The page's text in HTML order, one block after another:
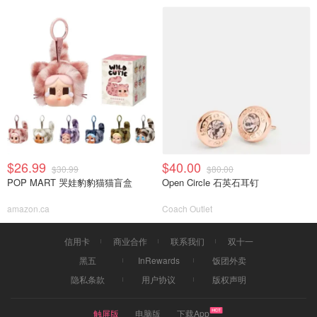
$26.99 $30.99
POP MART 哭娃豹豹猫猫盲盒
amazon.ca
$40.00 $80.00
Open Circle 石英石耳钉
Coach Outlet
信用卡 商业合作 联系我们
双十一
黑五
InRewards
饭团外卖
隐私条款
用户协议 版权声明
触屏版 电脑版 下载App